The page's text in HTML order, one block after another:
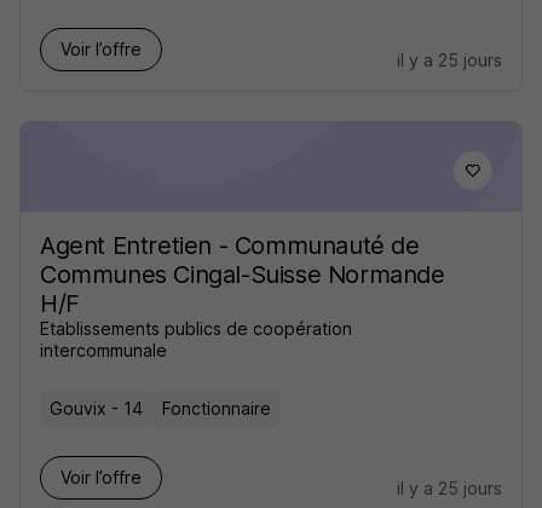
Voir l’offre
il y a 25 jours
Agent Entretien - Communauté de
Communes Cingal-Suisse Normande
H/F
Etablissements publics de coopération
intercommunale
Gouvix - 14 Fonctionnaire
Voir l’offre
il y a 25 jours